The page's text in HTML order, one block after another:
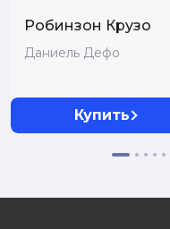
Робинзон Крузо
Даниель Дефо
Купить